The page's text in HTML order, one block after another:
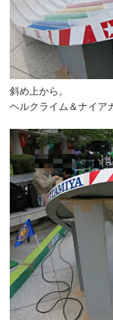
斜め上から。
ヘルクライム＆ナイア